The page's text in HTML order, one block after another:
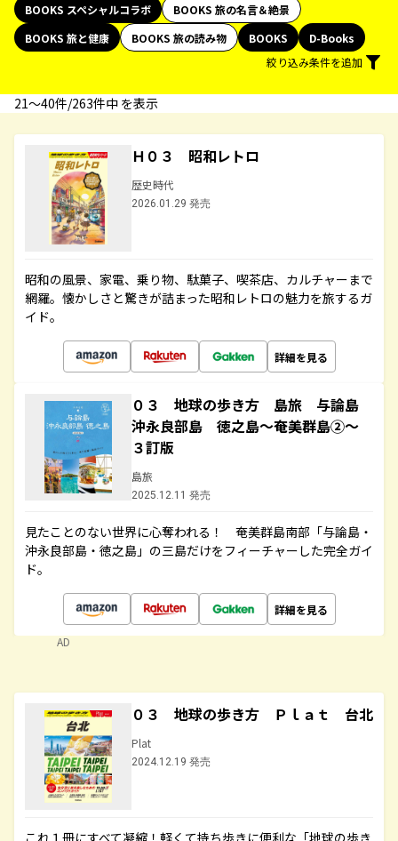
BOOKS スペシャルコラボ
BOOKS 旅の名言＆絶景
BOOKS 旅と健康
BOOKS 旅の読み物 BOOKS
D-Books
絞り込み条件を追加
21〜40件/263件中 を表示
Ｈ０３ 昭和レトロ
歴史時代
2026.01.29 発売
昭和の風景、家電、乗り物、駄菓子、喫茶店、カルチャーまで
網羅。懐かしさと驚きが詰まった昭和レトロの魅力を旅するガ
イド。
詳細を見る
０３ 地球の歩き方 島旅 与論島
沖永良部島 徳之島～奄美群島②～
３訂版
島旅
2025.12.11 発売
見たことのない世界に心奪われる！ 奄美群島南部「与論島・
沖永良部島・徳之島」の三島だけをフィーチャーした完全ガイ
ド。
詳細を見る
AD
０３ 地球の歩き方 Ｐｌａｔ 台北
Plat
2024.12.19 発売
これ１冊にすべて凝縮！軽くて持ち歩きに便利な「地球の歩き